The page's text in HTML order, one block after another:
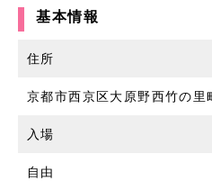
基本情報
住所
京都市西京区大原野西竹の里
入場
自由